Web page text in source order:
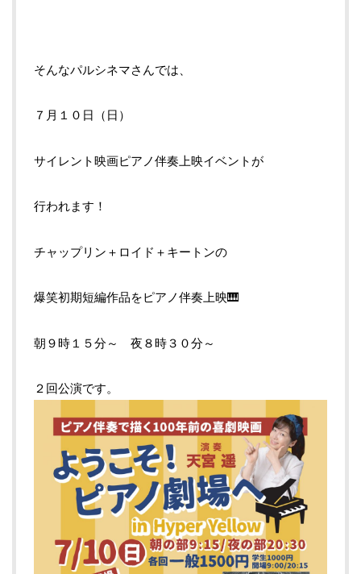
そんなパルシネマさんでは、
７月１０日（日）
サイレント映画ピアノ伴奏上映イベントが
行われます！
チャップリン＋ロイド＋キートンの
爆笑初期短編作品をピアノ伴奏上映🎹
朝９時１５分～ 夜８時３０分～
２回公演です。